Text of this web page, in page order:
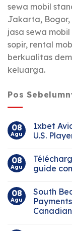
sewa mobil
Jakarta, Bogor,
jasa sewa
sopir, rental
berkualitas
keluarga.
Pos
08
Agu
1xbet
U.S.
08
Agu
guide
08
Agu
South